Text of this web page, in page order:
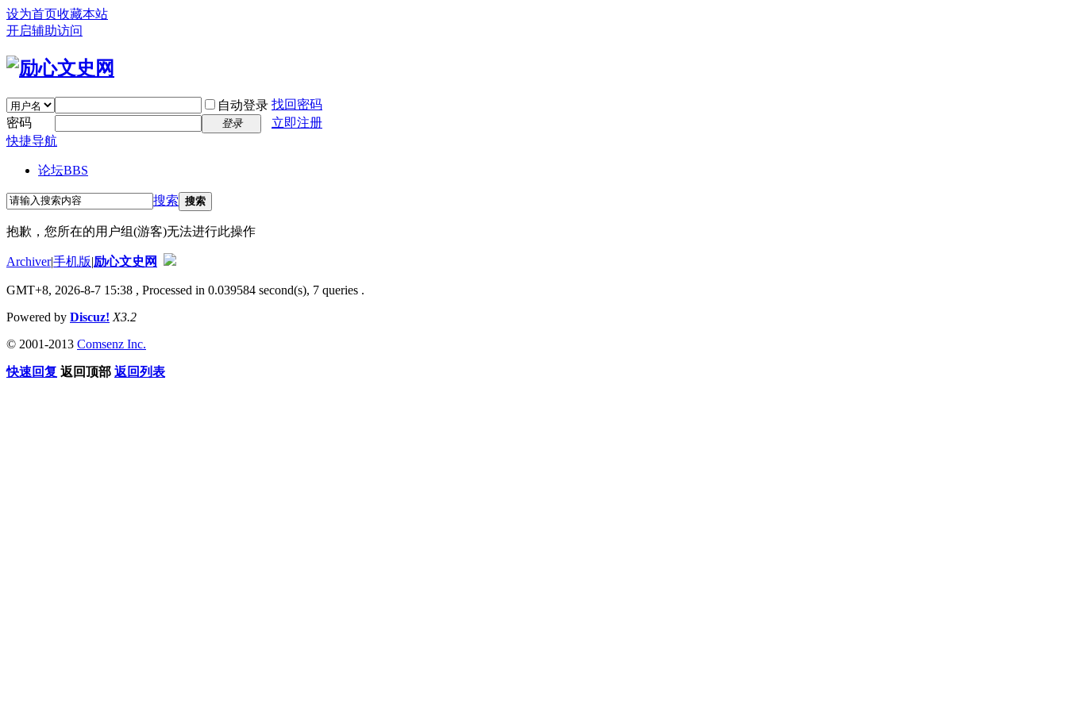
设为首页收藏本站
开启辅助访问
自动登录 找回密码
密码
登录
立即注册
快捷导航
论坛BBS
搜索 搜索
抱歉，您所在的用户组(游客)无法进行此操作
Archiver|手机版|励心文史网
GMT+8, 2026-8-7 15:38 , Processed in 0.039584 second(s), 7 queries .
Powered by Discuz! X3.2
© 2001-2013 Comsenz Inc.
快速回复 返回顶部 返回列表